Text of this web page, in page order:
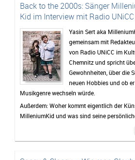
Back to the 2000s: Sänger
Kid im Interview mit Radio UNiCC
Yasin Sert aka
gemeinsam mit
von Radio UNiCC im
Chemnitz und spricht
Gewohnheiten, über die
neuen Hobbies und ob
Musikgenre wechseln würde.
Außerdem: Woher kommt eigentlich der
MilleniumKid und was sind seine
Das und mehr erfahrt ihr im Interview - hört